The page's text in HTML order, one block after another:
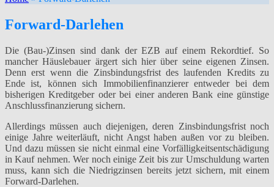
Forward-Darlehen
Die (Bau-)Zinsen sind dank der EZB auf einem Rekordtief. So
mancher Häuslebauer ärgert sich hier über seine eigenen Zinsen.
Denn erst wenn die Zinsbindungsfrist des laufenden Kredits zu
Ende ist, können sich Immobilienfinanzierer entweder bei dem
bisherigen Kreditgeber oder bei einer anderen Bank eine günstige
Anschlussfinanzierung sichern.
Allerdings müssen auch diejenigen, deren Zinsbindungsfrist noch
einige Jahre weiterläuft, nicht Angst haben außen vor zu bleiben.
Und dazu müssen sie nicht einmal eine Vorfälligkeitsentschädigung
in Kauf nehmen. Wer noch einige Zeit bis zur Umschuldung warten
muss, kann sich die Niedrigzinsen bereits jetzt sichern, mit einem
Forward-Darlehen.